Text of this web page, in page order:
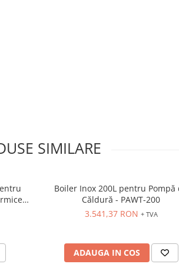
Model
Putere
SIMILARE
-
Boiler Inox 200L pentru Pompă
Căldură - PAWT-200
3.541,37 RON + TVA
ADAUGA IN COS